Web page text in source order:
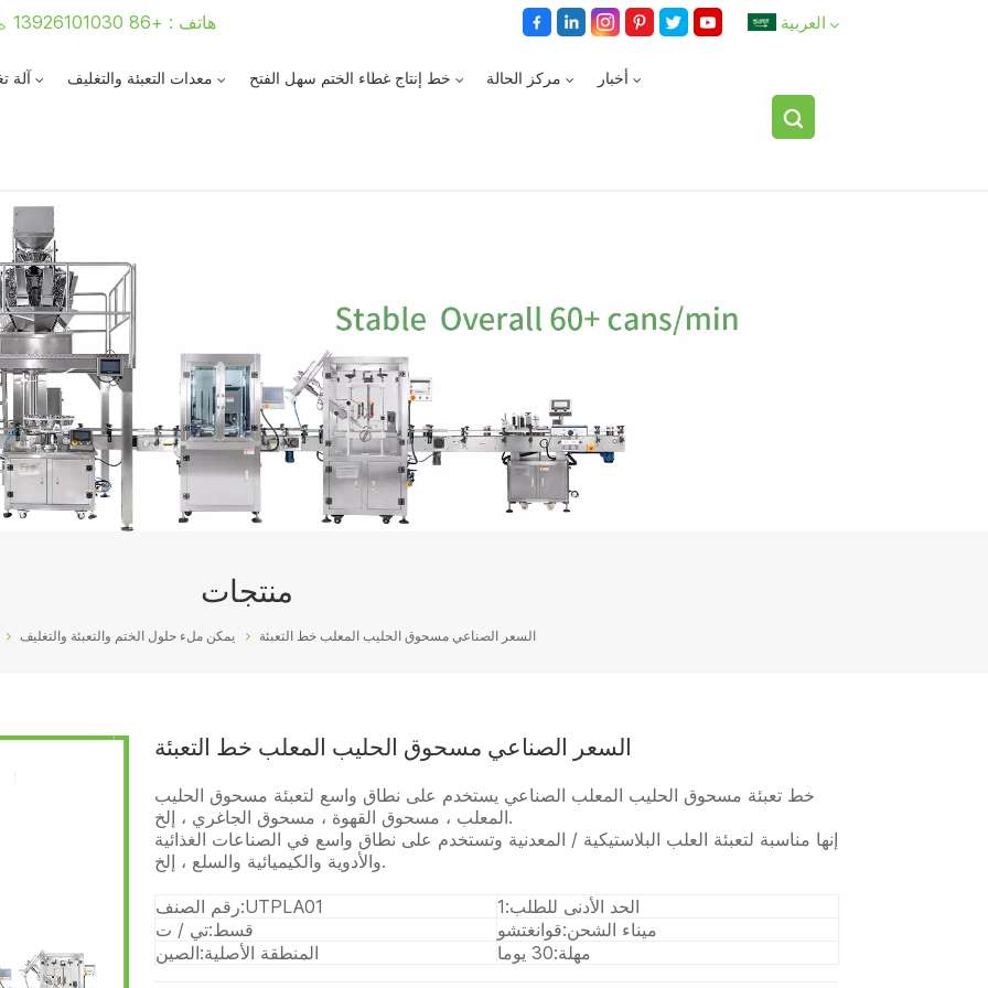
هاتف : +86 13926101030 العربية
آلة معدات التعبئة والتغليف خط إنتاج غطاء الختم سهل الفتح مركز الحالة أخبار
منتجات
يمكن ملء حلول الختم والتعبئة والتغليف السعر الصناعي مسحوق الحليب المعلب خط التعبئة
السعر الصناعي مسحوق الحليب المعلب خط التعبئة
خط تعبئة مسحوق الحليب المعلب الصناعي يستخدم على نطاق واسع لتعبئة مسحوق الحليب
المعلب ، مسحوق القهوة ، مسحوق الجاغري ، إلخ.
إنها مناسبة لتعبئة العلب البلاستيكية / المعدنية وتستخدم على نطاق واسع في الصناعات الغذائية
والأدوية والكيميائية والسلع ، إلخ.
رقم الصنف:UTPLA01 الحد الأدنى للطلب:1
قسط:تي / ت ميناء الشحن:قوانغتشو
المنطقة الأصلية:الصين مهلة:30 يوما